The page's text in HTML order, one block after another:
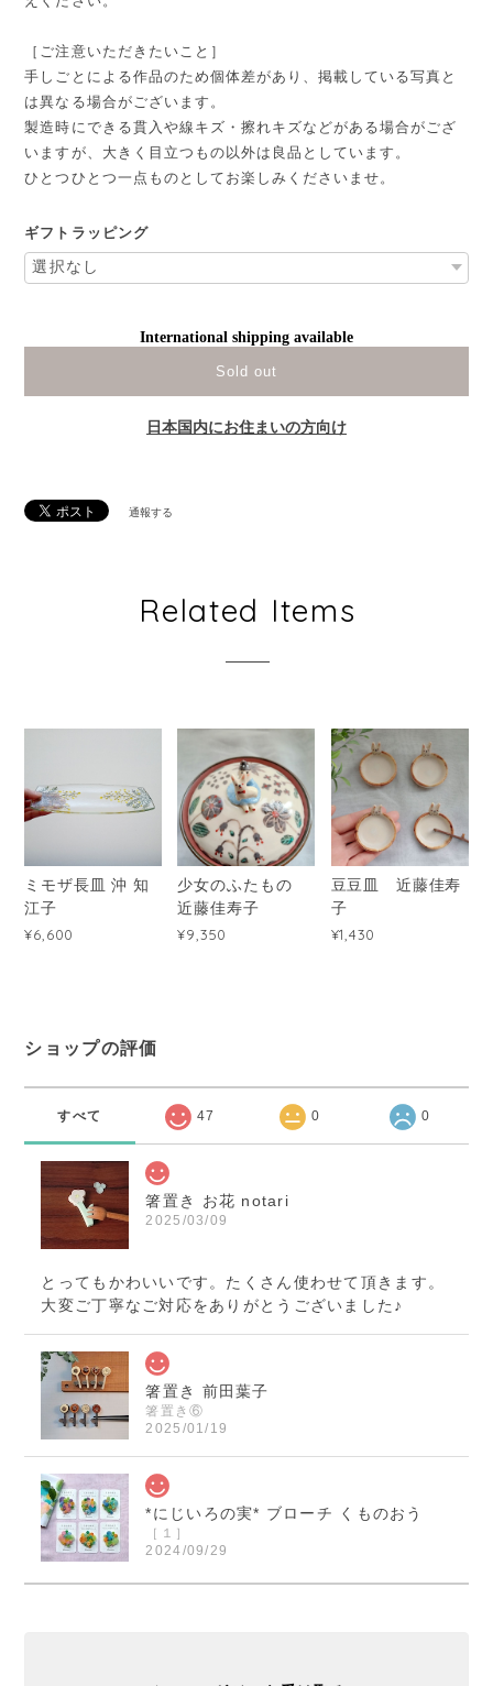
［ご注意いただきたいこと］
手しごとによる作品のため個体差があり、掲載している写真と
は異なる場合がございます。
製造時にできる貫入や線キズ・擦れキズなどがある場合がござ
いますが、大きく目立つもの以外は良品としています。
ひとつひとつ一点ものとしてお楽しみくださいませ。
ギフトラッピング
International shipping available
Sold out
日本国内にお住まいの方向け
通報する
Related Items
ミモザ長皿 沖 知
江子
¥6,600
少女のふたもの
近藤佳寿子
¥9,350
豆豆皿 近藤佳寿
子
¥1,430
ショップの評価
すべて 47 0 0
箸置き お花 notari
2025/03/09
とってもかわいいです。たくさん使わせて頂きます。
大変ご丁寧なご対応をありがとうございました♪
箸置き 前田葉子
箸置き⑥
2025/01/19
*にじいろの実* ブローチ くものおう
［１］
2024/09/29